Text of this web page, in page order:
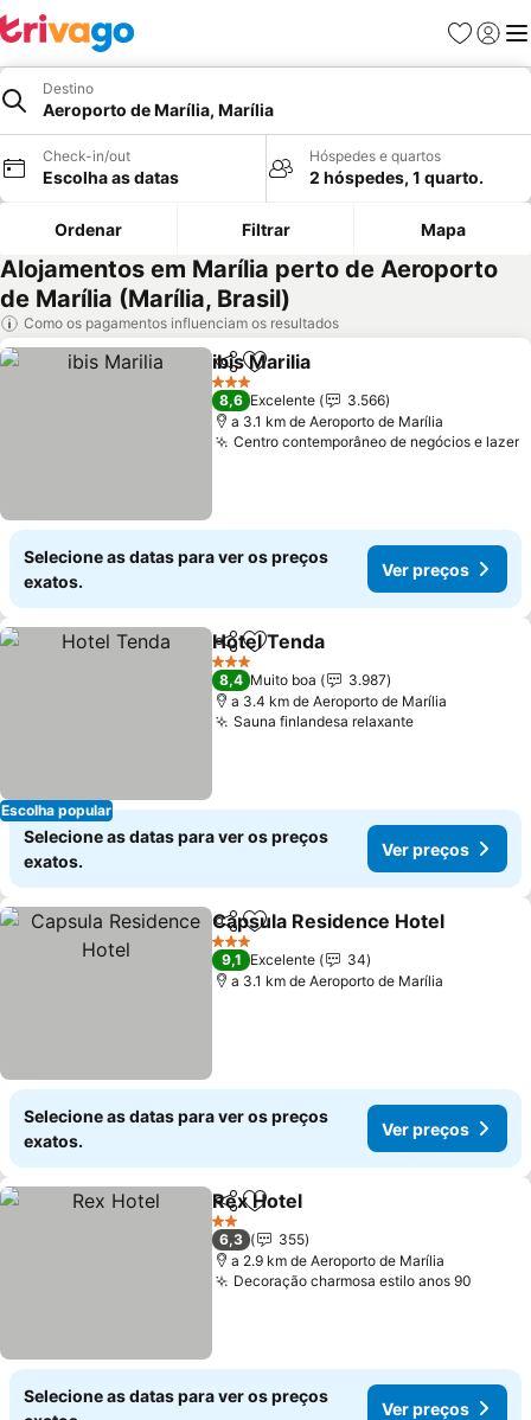
Favoritos
Iniciar
Destino
Aeroporto de Marília, Marília
Check-in/out
Escolha as datas
Hóspedes e quartos
2 hóspedes, 1 quarto.
Ordenar Filtrar Mapa
Alojamentos em Marília perto de Aeroporto
de Marília (Marília, Brasil)
Como os pagamentos influenciam os resultados
PartilharAdicionar aos favoritos
ibis Marilia
3 Estrelas
8,6 Excelente
3.566
a 3.1 km de Aeroporto de Marília
Centro contemporâneo de negócios e lazer
Selecione as datas para ver os preços
exatos.
Ver preços
Escolha popular
PartilharAdicionar aos favoritos
Hotel Tenda
3 Estrelas
8,4 Muito boa
3.987
a 3.4 km de Aeroporto de Marília
Sauna finlandesa relaxante
Selecione as datas para ver os preços
exatos.
Ver preços
PartilharAdicionar aos favoritos
Capsula Residence Hotel
3 Estrelas
9,1 Excelente
34
a 3.1 km de Aeroporto de Marília
Selecione as datas para ver os preços
exatos.
Ver preços
PartilharAdicionar aos favoritos
Rex Hotel
2 Estrelas
6,3
355
a 2.9 km de Aeroporto de Marília
Decoração charmosa estilo anos 90
Selecione as datas para ver os preços
Ver preços